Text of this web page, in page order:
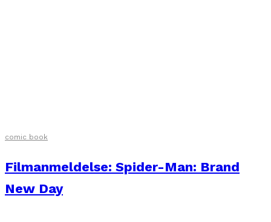
comic book
Filmanmeldelse: Spider-Man: Brand
New Day